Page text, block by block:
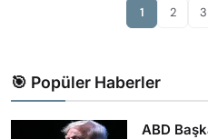
1 2 3
🎯 Popüler Haberler
ABD